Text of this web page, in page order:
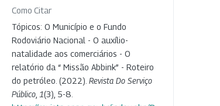
Como Citar
Tópicos: O Município e o Fundo
Rodoviário Nacional - O auxílio-
natalidade aos comerciários - O
relatório da “ Missão Abbink” - Roteiro
do petróleo. (2022). Revista Do Serviço
Público 1(3), 5-8.